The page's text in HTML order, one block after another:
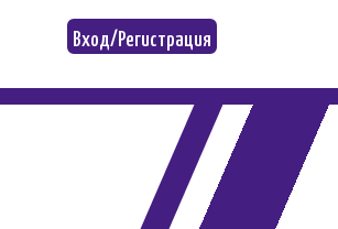
Вход/Регистрация